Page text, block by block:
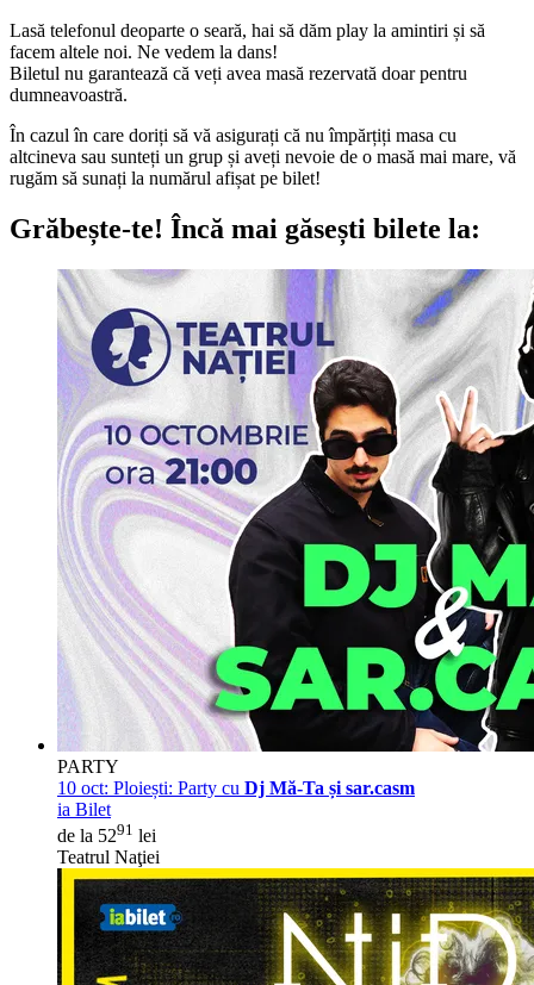
Lasă telefonul deoparte o seară, hai să dăm play la amintiri și să
facem altele noi. Ne vedem la dans!
Biletul nu garantează că veți avea masă rezervată doar pentru
dumneavoastră.
În cazul în care doriți să vă asigurați că nu împărțiți masa cu
altcineva sau sunteți un grup și aveți nevoie de o masă mai mare, vă
rugăm să sunați la numărul afișat pe bilet!
Grăbește-te! Încă mai găsești bilete la:
PARTY
10 oct: Ploiești: Party cu Dj Mă-Ta și sar.casm
ia Bilet
de la 5291 lei
Teatrul Naţiei